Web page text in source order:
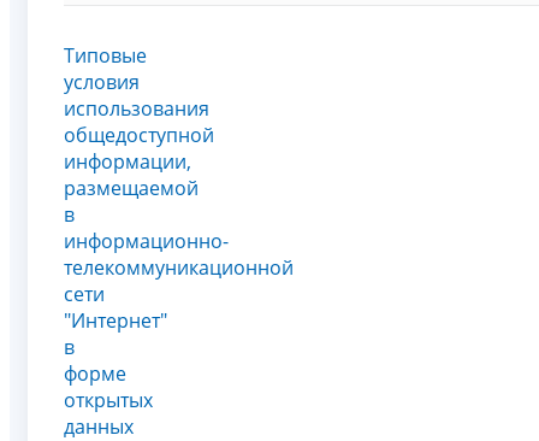
Типовые
условия
использования
общедоступной
информации,
размещаемой
в
информационно-
телекоммуникационной
сети
"Интернет"
в
форме
открытых
данных